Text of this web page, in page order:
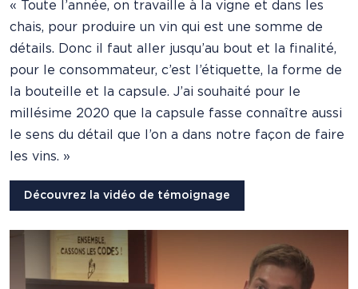
« Toute l’année, on travaille à la vigne et dans les
chais, pour produire un vin qui est une somme de
détails. Donc il faut aller jusqu’au bout et la finalité,
pour le consommateur, c’est l’étiquette, la forme de
la bouteille et la capsule. J’ai souhaité pour le
millésime 2020 que la capsule fasse connaître aussi
le sens du détail que l’on a dans notre façon de faire
les vins. »
Découvrez la vidéo de témoignage